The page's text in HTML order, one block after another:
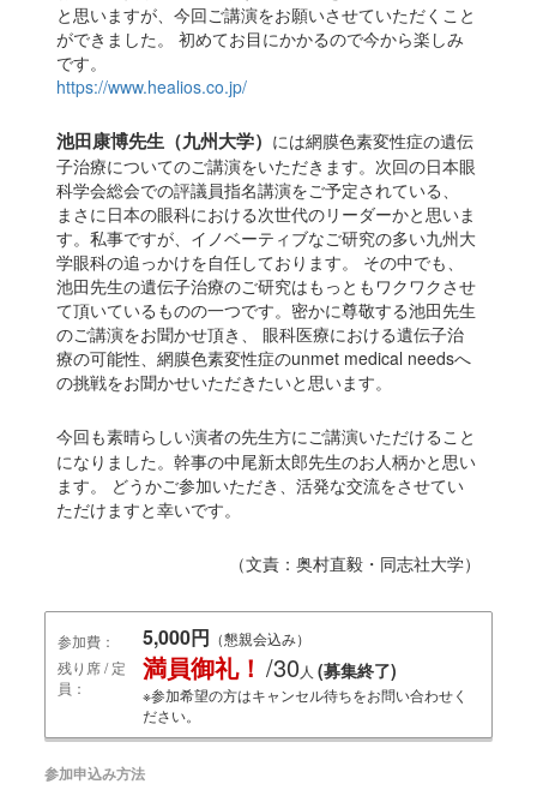
と思いますが、今回ご講演をお願いさせていただくこと
ができました。 初めてお目にかかるので今から楽しみ
です。
https://www.healios.co.jp/
池田康博先生（九州大学） には網膜色素変性症の遺伝
子治療についてのご講演をいただきます。次回の日本眼
科学会総会での評議員指名講演をご予定されている、
まさに日本の眼科における次世代のリーダーかと思いま
す。私事ですが、イノベーティブなご研究の多い九州大
学眼科の追っかけを自任しております。 その中でも、
池田先生の遺伝子治療のご研究はもっともワクワクさせ
て頂いているものの一つです。密かに尊敬する池田先生
のご講演をお聞かせ頂き、 眼科医療における遺伝子治
療の可能性、網膜色素変性症のunmet medical needsへ
の挑戦をお聞かせいただきたいと思います。
今回も素晴らしい演者の先生方にご講演いただけること
になりました。幹事の中尾新太郎先生のお人柄かと思い
ます。 どうかご参加いただき、活発な交流をさせてい
ただけますと幸いです。
（文責：奥村直毅・同志社大学）
参加費： 5,000円 （懇親会込み）
残り席 / 定
員：
満員御礼！ /30人(募集終了)
※参加希望の方はキャンセル待ちをお問い合わせく
ださい。
参加申込み方法